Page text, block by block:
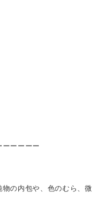
ーーーー
の内包や、色のむら、微